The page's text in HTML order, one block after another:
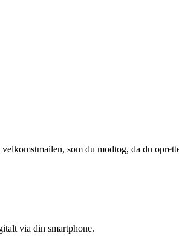
som du modtog, da du
via din smartphone.